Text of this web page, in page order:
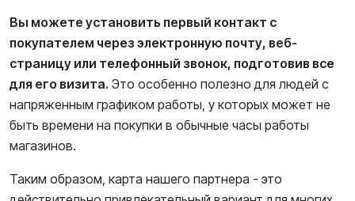
Вы можете установить первый контакт с
покупателем через электронную почту, веб-
страницу или телефонный звонок, подготовив все
для его визита. Это особенно полезно для людей с
напряженным графиком работы, у которых может не
быть времени на покупки в обычные часы работы
магазинов.
Таким образом, карта нашего партнера - это